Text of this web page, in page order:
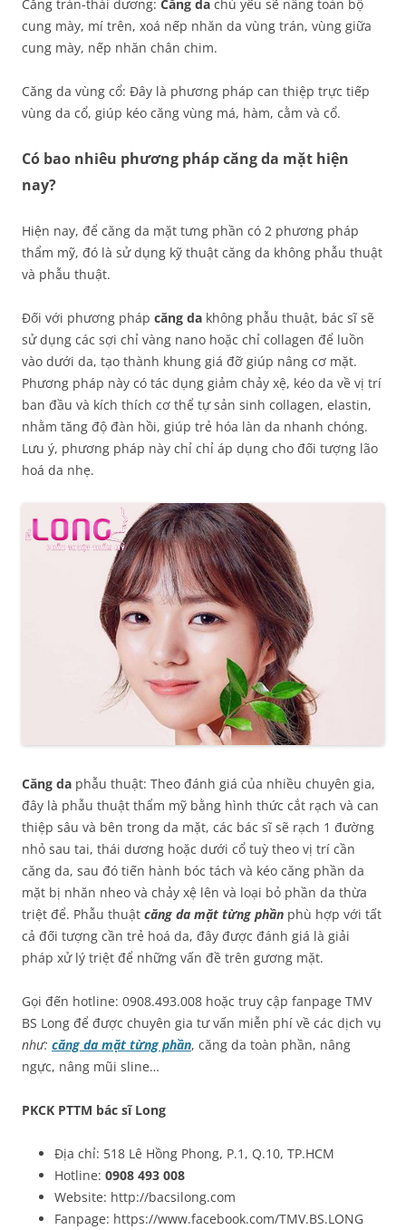
Căng trán-thái dương: Căng da chủ yếu sẽ nâng toàn bộ
cung mày, mí trên, xoá nếp nhăn da vùng trán, vùng giữa
cung mày, nếp nhăn chân chim.
Căng da vùng cổ: Đây là phương pháp can thiệp trực tiếp
vùng da cổ, giúp kéo căng vùng má, hàm, cằm và cổ.
Có bao nhiêu phương pháp căng da mặt hiện
nay?
Hiện nay, để căng da mặt tưng phần có 2 phương pháp
thẩm mỹ, đó là sử dụng kỹ thuật căng da không phẫu thuật
và phẫu thuật.
Đối với phương pháp căng da không phẫu thuật, bác sĩ sẽ
sử dụng các sợi chỉ vàng nano hoặc chỉ collagen để luồn
vào dưới da, tạo thành khung giá đỡ giúp nâng cơ mặt.
Phương pháp này có tác dụng giảm chảy xệ, kéo da về vị trí
ban đầu và kích thích cơ thể tự sản sinh collagen, elastin,
nhằm tăng độ đàn hồi, giúp trẻ hóa làn da nhanh chóng.
Lưu ý, phương pháp này chỉ chỉ áp dụng cho đối tượng lão
hoá da nhẹ.
Căng da phẫu thuật: Theo đánh giá của nhiều chuyên gia,
đây là phẫu thuật thẩm mỹ bằng hình thức cắt rạch và can
thiệp sâu và bên trong da mặt, các bác sĩ sẽ rạch 1 đường
nhỏ sau tai, thái dương hoặc dưới cổ tuỳ theo vị trí cần
căng da, sau đó tiến hành bóc tách và kéo căng phần da
mặt bị nhăn nheo và chảy xệ lên và loại bỏ phần da thừa
triệt để. Phẫu thuật căng da mặt từng phần phù hợp với tất
cả đối tượng cần trẻ hoá da, đây được đánh giá là giải
pháp xử lý triệt để những vấn đề trên gương mặt.
Gọi đến hotline: 0908.493.008 hoặc truy cập fanpage TMV
BS Long để được chuyên gia tư vấn miễn phí về các dịch vụ
như: căng da mặt từng phần, căng da toàn phần, nâng
ngực, nâng mũi sline…
PKCK PTTM bác sĩ Long
Địa chỉ: 518 Lê Hồng Phong, P.1, Q.10, TP.HCM
Hotline: 0908 493 008
Website: http://bacsilong.com
Fanpage: https://www.facebook.com/TMV.BS.LONG